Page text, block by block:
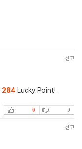
신고
284 Lucky Point!
0 0
신고